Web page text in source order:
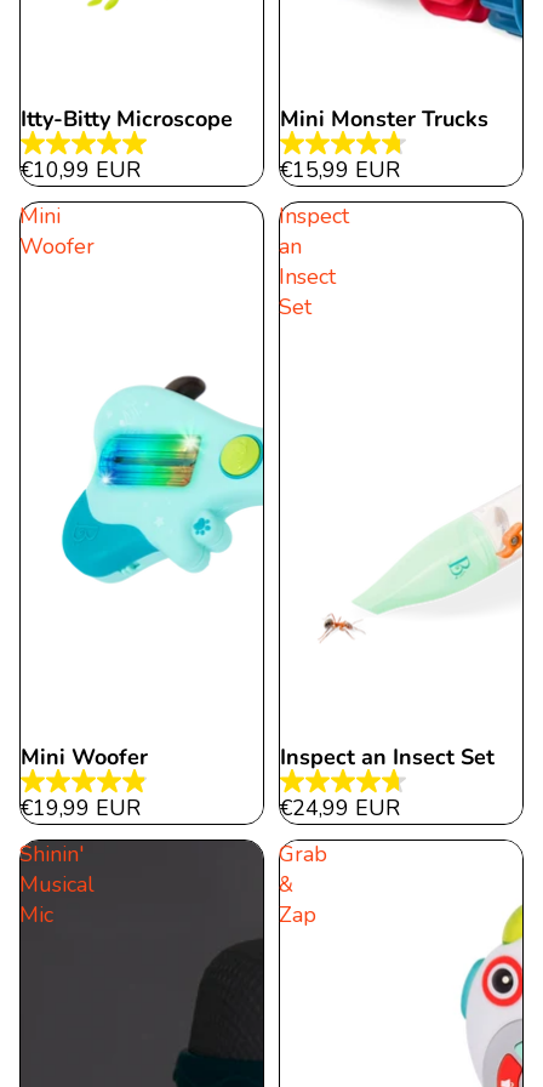
Itty-Bitty Microscope
5.0
von
Sternen.
€10,99 EUR
Mini Monster Trucks
4.8
von
5
€15,99 EUR
Mini
Woofer
Mini Woofer
4.9
von
Sternen.
Bewertungen
€19,99 EUR
Inspect
an
Insect
Set
Inspect an Insect Set
4.7
von
€24,99 EUR
Shinin'
Musical
Mic
Grab
&
Zap